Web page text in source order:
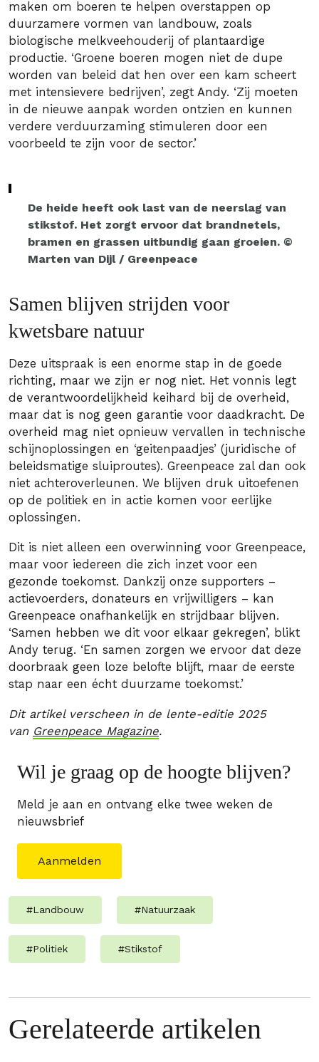
maken om boeren te helpen overstappen op
duurzamere vormen van landbouw, zoals
biologische melkveehouderij of plantaardige
productie. ‘Groene boeren mogen niet de dupe
worden van beleid dat hen over een kam scheert
met intensievere bedrijven’, zegt Andy. ‘Zij moeten
in de nieuwe aanpak worden ontzien en kunnen
verdere verduurzaming stimuleren door een
voorbeeld te zijn voor de sector.’
De heide heeft ook last van de neerslag van
stikstof. Het zorgt ervoor dat brandnetels,
bramen en grassen uitbundig gaan groeien. ©
Marten van Dijl / Greenpeace
Samen blijven strijden voor
kwetsbare natuur
Deze uitspraak is een enorme stap in de goede
richting, maar we zijn er nog niet. Het vonnis legt
de verantwoordelijkheid keihard bij de overheid,
maar dat is nog geen garantie voor daadkracht. De
overheid mag niet opnieuw vervallen in technische
schijnoplossingen en ‘geitenpaadjes’ (juridische of
beleidsmatige sluiproutes). Greenpeace zal dan ook
niet achteroverleunen. We blijven druk uitoefenen
op de politiek en in actie komen voor eerlijke
oplossingen.
Dit is niet alleen een overwinning voor Greenpeace,
maar voor iedereen die zich inzet voor een
gezonde toekomst. Dankzij onze supporters –
actievoerders, donateurs en vrijwilligers – kan
Greenpeace onafhankelijk en strijdbaar blijven.
‘Samen hebben we dit voor elkaar gekregen’, blikt
Andy terug. ‘En samen zorgen we ervoor dat deze
doorbraak geen loze belofte blijft, maar de eerste
stap naar een écht duurzame toekomst.’
Dit artikel verscheen in de lente-editie 2025
van Greenpeace Magazine.
Wil je graag op de hoogte blijven?
Meld je aan en ontvang elke twee weken de
nieuwsbrief
Aanmelden
#Landbouw #Natuurzaak
#Politiek #Stikstof
Gerelateerde artikelen